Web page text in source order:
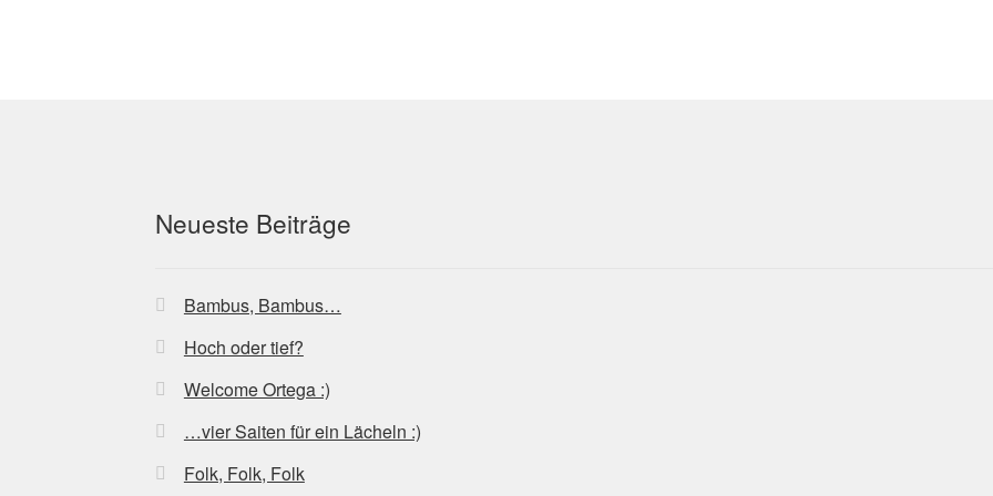
Neueste Beiträge
Bambus, Bambus…
Hoch oder tief?
Welcome Ortega :)
…vier Saiten für ein Lächeln :)
Folk, Folk, Folk